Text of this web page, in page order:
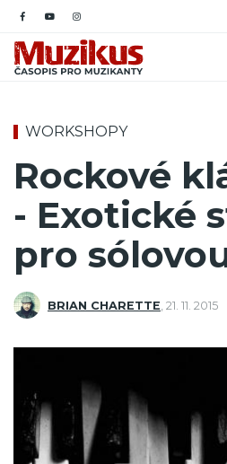
WORKSHOPY
Rockové
- Exotické
pro
BRIAN CHARETTE 21. 11. 2015